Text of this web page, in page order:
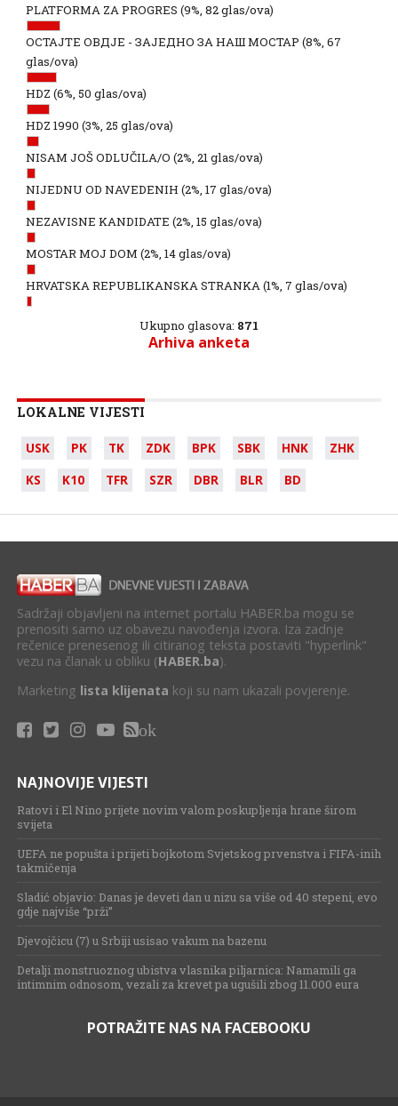
PLATFORMA ZA PROGRES (9%, 82 glas/ova)
ОСТАЈТЕ ОВДЈЕ - ЗАЈЕДНО ЗА НАШ МОСТАР (8%, 67
glas/ova)
HDZ (6%, 50 glas/ova)
HDZ 1990 (3%, 25 glas/ova)
NISAM JOŠ ODLUČILA/O (2%, 21 glas/ova)
NIJEDNU OD NAVEDENIH (2%, 17 glas/ova)
NEZAVISNE KANDIDATE (2%, 15 glas/ova)
MOSTAR MOJ DOM (2%, 14 glas/ova)
HRVATSKA REPUBLIKANSKA STRANKA(1%, 7 glas/ova)
Ukupno glasova: 871
Arhiva anketa
LOKALNE VIJESTI
USK PK TK ZDK BPK SBK HNK
ZHK
KS
K10 TFR SZR DBR BLR BD
Sadržaji objavljeni na internet portalu HABER.ba mogu se
prenositi samo uz obavezu navođenja izvora. Iza zadnje
rečenice prenesenog ili citiranog teksta postaviti "hyperlink"
vezu na članak u obliku (HABER.ba).
Marketing lista klijenata koji su nam ukazali povjerenje.
ok
NAJNOVIJE VIJESTI
Ratovi i El Nino prijete novim valom poskupljenja hrane širom
svijeta
UEFA ne popušta i prijeti bojkotom Svjetskog prvenstva i FIFA-inih
takmičenja
Sladić objavio: Danas je deveti dan u nizu sa više od 40 stepeni, evo
gdje najviše “prži”
Djevojčicu (7) u Srbiji usisao vakum na bazenu
Detalji monstruoznog ubistva vlasnika piljarnica: Namamili ga
intimnim odnosom, vezali za krevet pa ugušili zbog 11.000 eura
POTRAŽITE NAS NA FACEBOOKU